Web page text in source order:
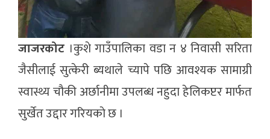
जाजरकोट ।कुशे गाउँपालिका वडा न ४ निवासी सरिता
जैसीलाई सुत्केरी ब्यथाले च्यापे पछि आवश्यक सामाग्री
स्वास्थ्य चौकी अर्छानीमा उपलब्ध नहुदा हेलिकप्टर मार्फत
सुर्खेत उद्दार गरियकाे छ ।